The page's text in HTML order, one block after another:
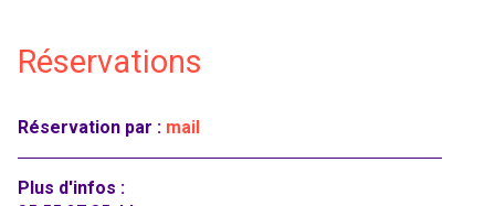
Réservations
Réservation par : mail
Plus d'infos :